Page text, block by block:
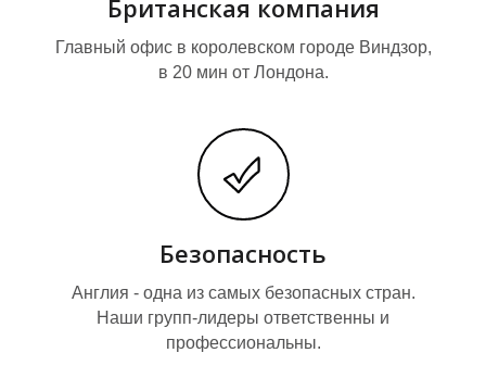
Британская компания
Главный офис в королевском городе Виндзор,
в 20 мин от Лондона.
Безопасность
Англия - одна из самых безопасных стран.
Наши групп-лидеры ответственны и
профессиональны.